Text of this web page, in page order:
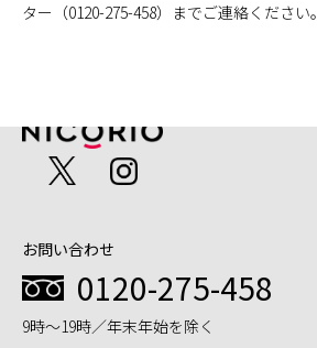
ター（0120-275-458）までご連絡ください。
お問い合わせ
0120-275-458
9時～19時／年末年始を除く